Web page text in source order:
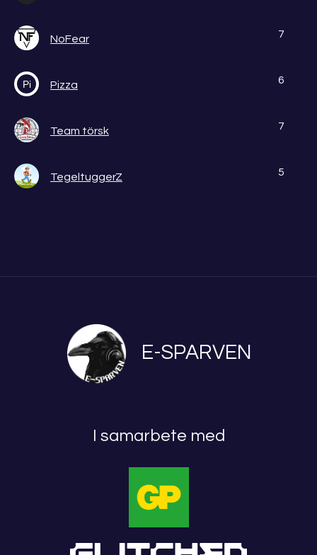
NoFear 7
Pi Pizza 6
Team törsk 7
TegeltuggerZ 5
E-SPARVEN
I samarbete med